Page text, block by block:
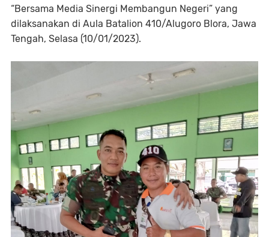
“Bersama Media Sinergi Membangun Negeri” yang
dilaksanakan di Aula Batalion 410/Alugoro Blora, Jawa
Tengah, Selasa (10/01/2023).